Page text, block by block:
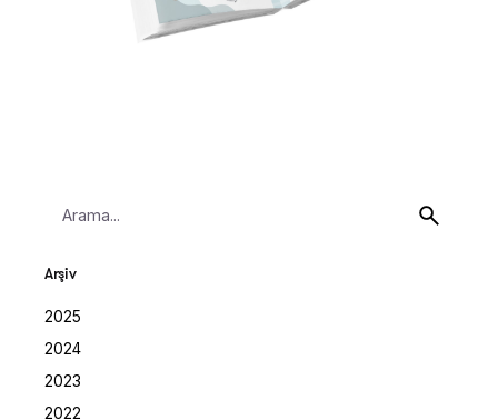
Arşiv
2025
2024
2023
2022